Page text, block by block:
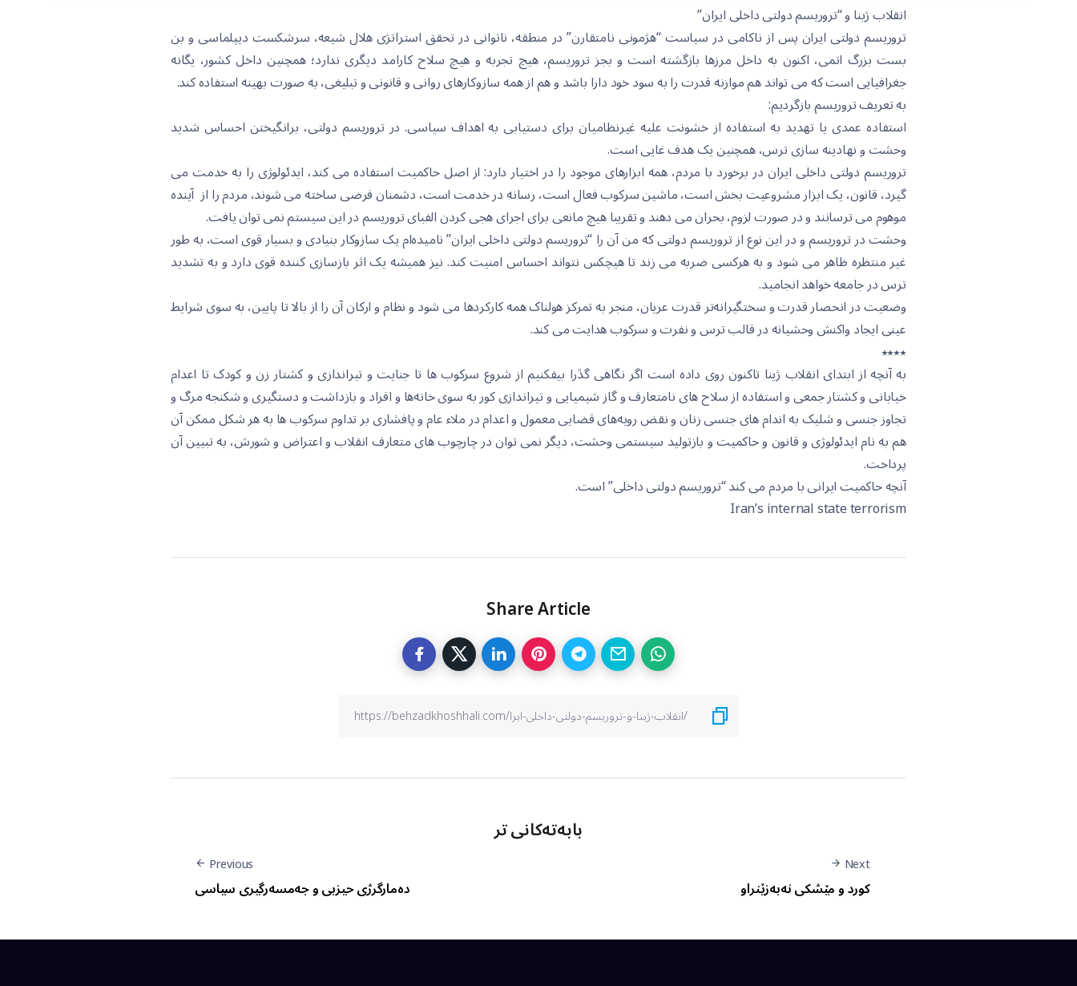
انقلاب ژینا و “تروریسم دولتی داخلی ایران”
تروریسم دولتی ایران پس از ناکامی در سیاست “هژمونی نامتقارن” در منطقە، ناتوانی در تحقق استراتژی هلال شیعە، سرشکست دیپلماسی و بن
بست بزرگ اتمی، اکنون بە داخل مرزها بازگشتە است و بجز تروریسم، هیچ تجربە و هیچ سلاح کارامد دیگری ندارد؛ همچنین داخل کشور، یگانە
جغرافیایی است کە می تواند هم موازنە قدرت را بە سود خود دارا باشد و هم از همە سازوکارهای روانی و قانونی و تبلیغی، بە صورت بهینە استفادە کند.
بە تعریف تروریسم بازگردیم:
استفادە عمدی یا تهدید بە استفادە از خشونت علیە غیرنظامیان برای دستیابی بە اهداف سیاسی. در تروریسم دولتی، برانگیختن احساس شدید
وحشت و نهادینە سازی ترس، همچنین یک هدف غایی است.
تروریسم دولتی داخلی ایران در برخورد با مردم، همە ابزارهای موجود را در اختیار دارد: از اصل حاکمیت استفادە می کند، ایدئولوژی را بە خدمت می
گیرد، قانون، یک ابزار مشروعیت بخش است، ماشین سرکوب فعال است، رسانە در خدمت است، دشمنان فرضی ساختە می شوند، مردم را از آیندە
موهوم می ترسانند و در صورت لزوم، بحران می دهند و تقریبا هیچ مانعی برای اجرای هجی کردن الفبای تروریسم در این سیستم نمی توان یافت.
وحشت در تروریسم و در این نوع از تروریسم دولتی کە من آن را “تروریسم دولتی داخلی ایران” نامیدەام یک سازوکار بنیادی و بسیار قوی است، بە طور
غیر منتظرە ظاهر می شود و بە هرکسی ضربە می زند تا هیچکس نتواند احساس امنیت کند. نیز همیشە یک اثر بازسازی کنندە قوی دارد و بە تشدید
ترس در جامعە خواهد انجامید.
وضعیت در انحصار قدرت و سختگیرانەتر قدرت عریان، منجر بە تمرکز هولناک همە کارکردها می شود و نظام و ارکان آن را از بالا تا پایین، بە سوی شرایط
عینی ایجاد واکنش وحشیانە در قالب ترس و نفرت و سرکوب هدایت می کند.
٭٭٭٭
بە آنچە از ابتدای انقلاب ژینا تاکنون روی دادە است اگر نگاهی گڐرا بیفکنیم از شروع سرکوب ها تا جنایت و تیراندازی و کشتار زن و کودک تا اعدام
خیابانی و کشتار جمعی و استفادە از سلاح های نامتعارف و گاز شیمیایی و تیراندازی کور بە سوی خانەها و افراد و بازداشت و دستگیری و شکنجە مرگ و
تجاوز جنسی و شلیک بە اندام های جنسی زنان و نقض رویەهای قضایی معمول و اعدام در ملاء عام و پافشاری بر تداوم سرکوب ها بە هر شکل ممکن آن
هم بە نام ایدئولوژی و قانون و حاکمیت و بازتولید سیستمی وحشت، دیگر نمی توان در چارچوب های متعارف انقلاب و اعتراض و شورش، بە تبیین آن
پرداخت.
آنچە حاکمیت ایرانی با مردم می کند “تروریسم دولتی داخلی” است.
Iran’s internal state terrorism
Share Article
بابەتەکانی تر
Previous
دەمارگرژی حیزبی و جەمسەرگیری سیاسی
Next
کورد و مێشکی نەبەزێنراو